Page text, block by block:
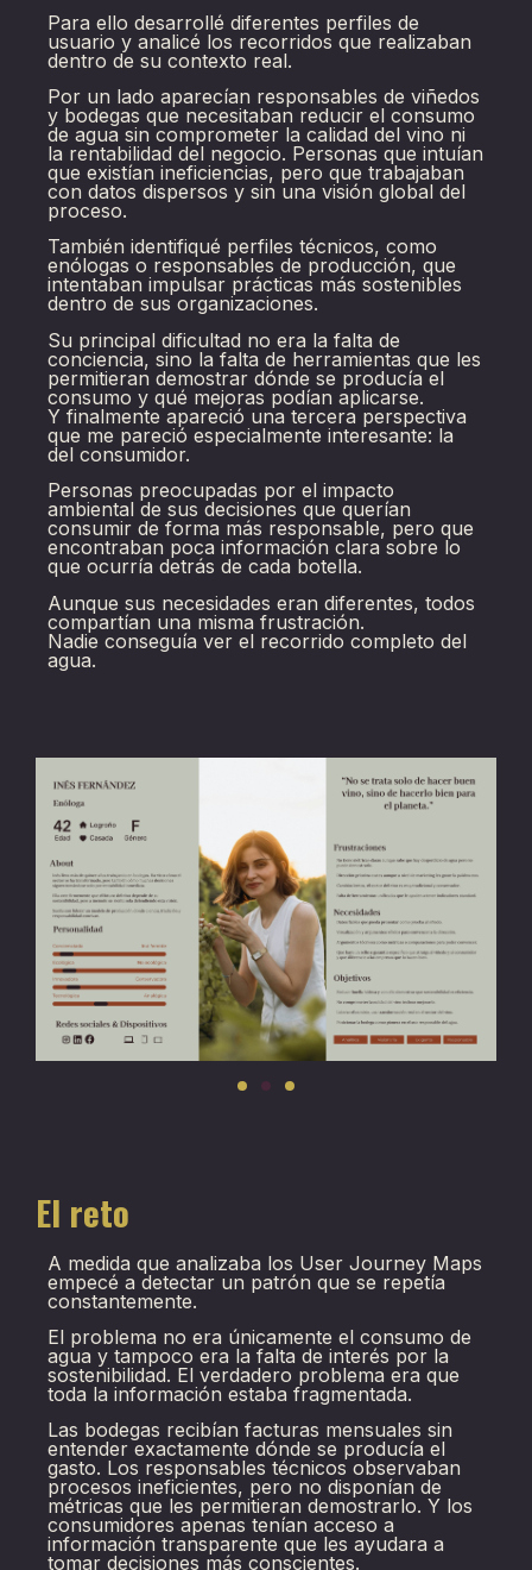
Para ello desarrollé diferentes perfiles de
usuario y analicé los recorridos que realizaban
dentro de su contexto real.
Por un lado aparecían responsables de viñedos
y bodegas que necesitaban reducir el consumo
de agua sin comprometer la calidad del vino ni
la rentabilidad del negocio. Personas que intuían
que existían ineficiencias, pero que trabajaban
con datos dispersos y sin una visión global del
proceso.
También identifiqué perfiles técnicos, como
enólogas o responsables de producción, que
intentaban impulsar prácticas más sostenibles
dentro de sus organizaciones.
Su principal dificultad no era la falta de
conciencia, sino la falta de herramientas que les
permitieran demostrar dónde se producía el
consumo y qué mejoras podían aplicarse.
Y finalmente apareció una tercera perspectiva
que me pareció especialmente interesante: la
del consumidor.
Personas preocupadas por el impacto
ambiental de sus decisiones que querían
consumir de forma más responsable, pero que
encontraban poca información clara sobre lo
que ocurría detrás de cada botella.
Aunque sus necesidades eran diferentes, todos
compartían una misma frustración.
Nadie conseguía ver el recorrido completo del
agua.
El reto
A medida que analizaba los User Journey Maps
empecé a detectar un patrón que se repetía
constantemente.
El problema no era únicamente el consumo de
agua y tampoco era la falta de interés por la
sostenibilidad. El verdadero problema era que
toda la información estaba fragmentada.
Las bodegas recibían facturas mensuales sin
entender exactamente dónde se producía el
gasto. Los responsables técnicos observaban
procesos ineficientes, pero no disponían de
métricas que les permitieran demostrarlo. Y los
consumidores apenas tenían acceso a
información transparente que les ayudara a
tomar decisiones más conscientes.